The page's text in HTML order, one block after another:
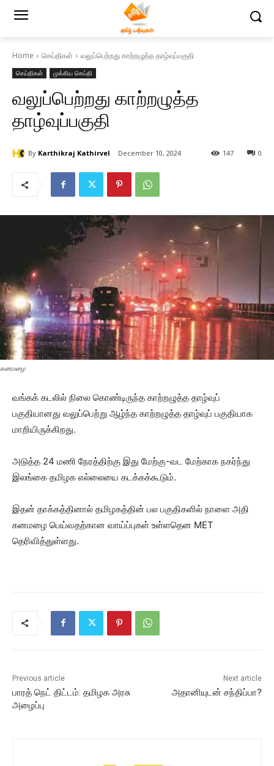
Home செய்திகள் வலுப்பெற்றது காற்றழுத்த தாழ்வுப்பகுதி
செய்திகள் முக்கிய செய்தி
வலுப்பெற்றது காற்றழுத்த
தாழ்வுப்பகுதி
By Karthikraj Kathirvel December 10, 2024 0
147
கனமழை
வங்கக் கடலில் நிலை கொண்டிருந்த காற்றழுத்த தாழ்வுப்
பகுதியானது வலுப்பெற்று ஆழ்ந்த காற்றழுத்த தாழ்வுப் பகுதியாக
மாறியிருக்கிறது.
அடுத்த 24 மணி நேரத்திற்கு இது மேற்கு-வட மேற்காக நகர்ந்து
இலங்கை தமிழக எல்லையை கடக்கக்கூடும்.
இதன் தாக்கத்தினால் தமிழகத்தின் பல பகுதிகளில் நாளை அதி
கனமழை பெய்வதற்கான வாய்ப்புகள் உள்ளதென MET
தெரிவித்துள்ளது.
Previous article
பாரத் நெட் திட்டம்: தமிழக அரசு
அழைப்பு
Next article
அதானியுடன் சந்திப்பா?